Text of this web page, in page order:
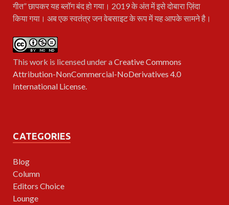
गीत” छापकर यह ब्लॉग बंद हो गया। 2019 के अंत में इसे दोबारा ज़िंदा
किया गया। अब एक स्वतंत्र जन वेबसाइट के रूप में यह आपके सामने है।
This work is licensed under aCreative Commons
Attribution-NonCommercial-NoDerivatives 4.0
International License.
CATEGORIES
Blog
Column
Editors Choice
Lounge